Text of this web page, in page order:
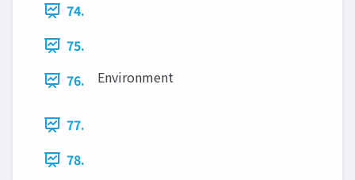
74.
75.
76.
Environment
77.
78.